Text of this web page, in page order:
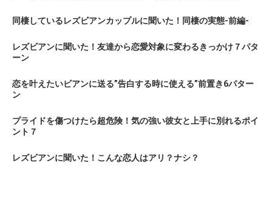
同棲しているレズビアンカップルに聞いた！同棲の実態-前編-
レズビアンに聞いた！友達から恋愛対象に変わるきっかけ７パタ
ーン
恋を叶えたいビアンに送る”告白する時に使える”前置き6パター
ン
プライドを傷つけたら超危険！気の強い彼女と上手に別れるポイ
ント７
レズビアンに聞いた！こんな恋人はアリ？ナシ？